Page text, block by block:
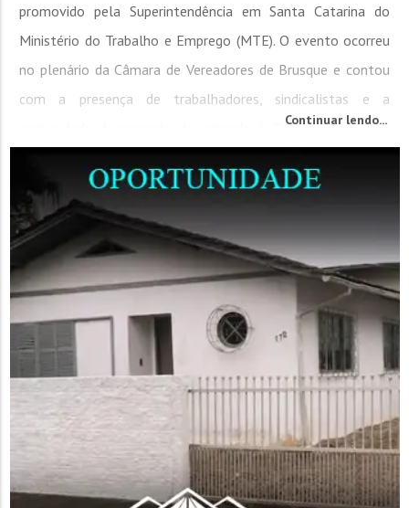
promovido pela Superintendência em Santa Catarina do
Ministério do Trabalho e Emprego (MTE). O evento ocorreu
no plenário da Câmara de Vereadores de Brusque e contou
com a presença de trabalhadores, sindicalistas e a
comunidade. A proposta de emenda à Constituição (PEC)
Continuar lendo...